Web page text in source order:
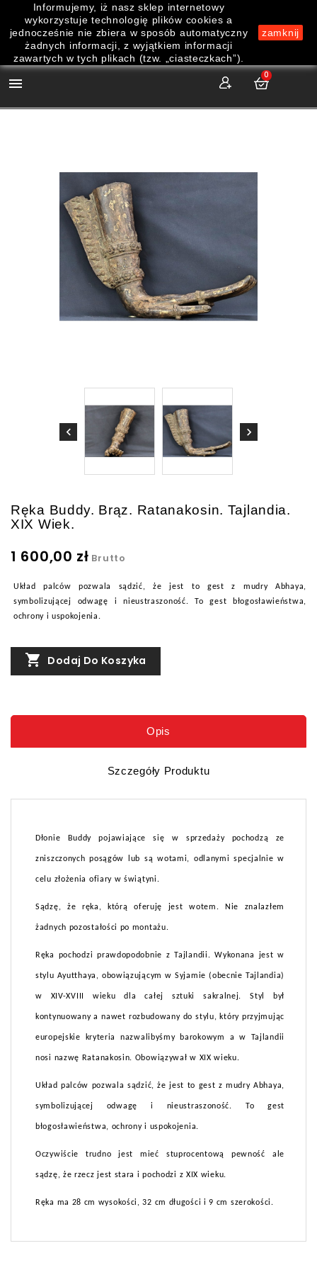

0
Ręka Buddy. Brąz. Ratanakosin. Tajlandia.
XIX Wiek.
1 600,00 zł Brutto
Układ palców pozwala sądzić, że jest to gest z mudry Abhaya,
symbolizującej odwagę i nieustraszoność. To gest błogosławieństwa,
ochrony i uspokojenia.
 Dodaj Do Koszyka
Opis
Szczegóły Produktu
Dłonie Buddy pojawiające się w sprzedaży pochodzą ze
zniszczonych posągów lub są wotami, odlanymi specjalnie w
celu złożenia ofiary w świątyni.
Sądzę, że ręka, którą oferuję jest wotem. Nie znalazłem
żadnych pozostałości po montażu.
Ręka pochodzi prawdopodobnie z Tajlandii. Wykonana jest w
stylu Ayutthaya, obowiązującym w Syjamie (obecnie Tajlandia)
w XIV-XVIII wieku dla całej sztuki sakralnej. Styl był
kontynuowany a nawet rozbudowany do stylu, który przyjmując
europejskie kryteria nazwalibyśmy barokowym a w Tajlandii
nosi nazwę Ratanakosin. Obowiązywał w XIX wieku.
Układ palców pozwala sądzić, że jest to gest z mudry Abhaya,
symbolizującej odwagę i nieustraszoność. To gest
błogosławieństwa, ochrony i uspokojenia.
Oczywiście trudno jest mieć stuprocentową pewność ale
sądzę, że rzecz jest stara i pochodzi z XIX wieku.
Ręka ma 28 cm wysokości, 32 cm długości i 9 cm szerokości.
Informujemy, iż nasz sklep internetowy
wykorzystuje technologię plików cookies a
jednocześnie nie zbiera w sposób automatyczny
żadnych informacji, z wyjątkiem informacji
zawartych w tych plikach (tzw. „ciasteczkach”).
zamknij